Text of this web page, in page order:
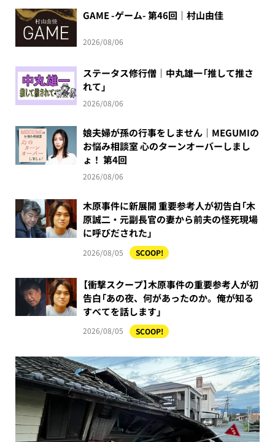
GAME -ゲーム- 第46回｜村山由佳
2026/08/06
ステータス修行僧｜中丸雄一「推して推さ
れて」
2026/08/06
娘夫婦が孫の行事をしません｜MEGUMIの
お悩み相談室 心のターンオーバーしまし
ょ！ 第4回
2026/08/06
木原事件に新展開 重要参考人が初告白「木
原誠二・元副長官の妻から前夫の怪死現場
に呼びだされた」
2026/08/05 SCOOP!
【衝撃スクープ】木原事件の重要参考人が初
告白「あの夜、何があったのか。俺が知る
すべてを話します」
2026/08/05 SCOOP!